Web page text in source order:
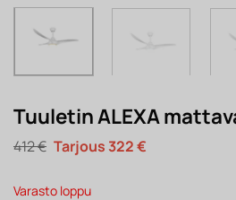
Tuuletin ALEXA
412€ Alkuperäinen
hinta
412 €.
322€Nykyinen
Varasto loppu